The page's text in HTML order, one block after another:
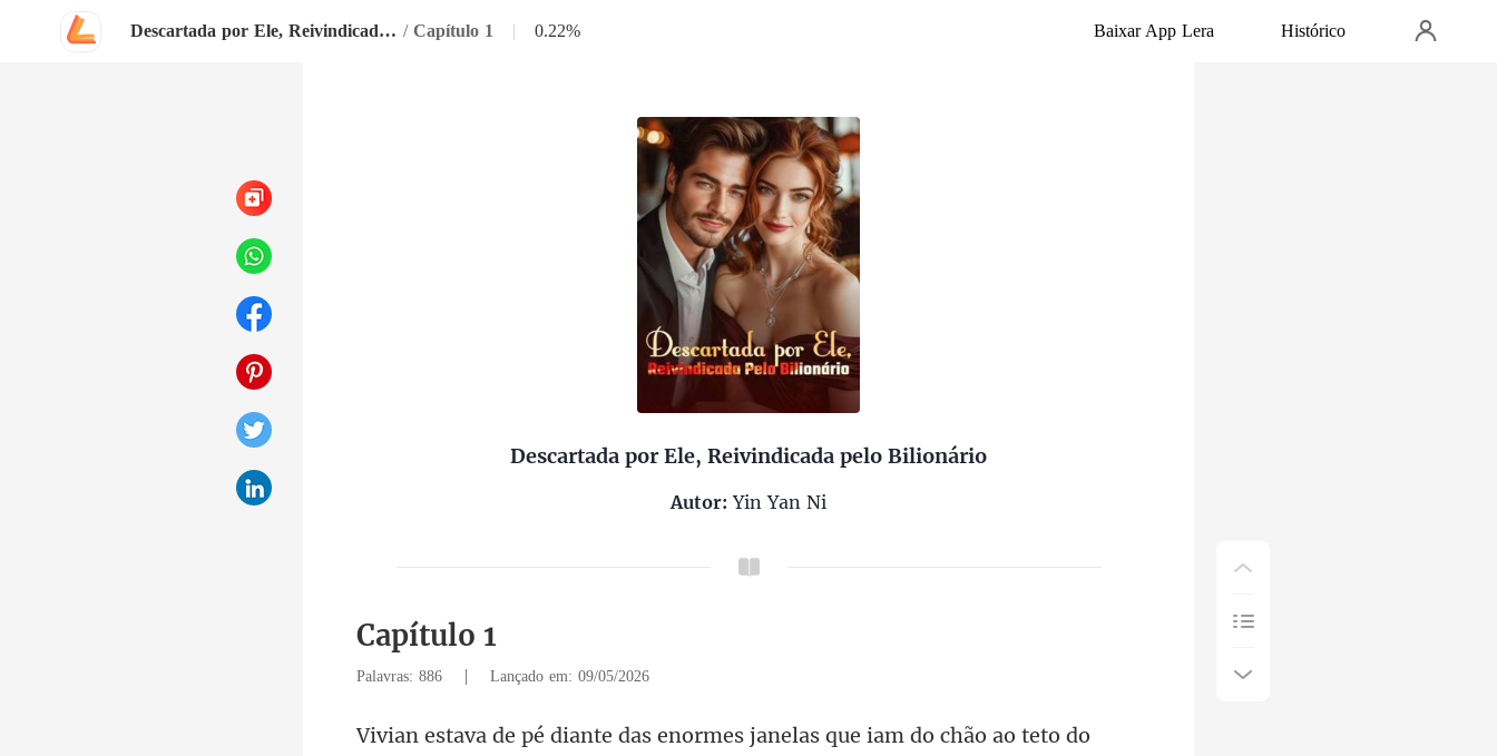
Descartada por Ele, Reivindicada pelo Bilionário / Capítulo 1 | 0.22% Baixar App Lera Histórico
Descartada por Ele, Reivindicada pelo Bilionário
Autor:Yin Yan Ni
Capítulo 1
Palavras: 886 | Lançado em: 09/05/2026